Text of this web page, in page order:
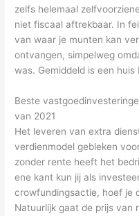
zelfs helemaal
niet fiscaal aftrekbaar. In
van waar je munten kan
ontvangen, simpelweg
was. Gemiddeld is een
Beste
van 2021
Het leveren van extra
verdienmodel gebleken
zonder rente heeft het
ene kant kun jij als
crowfundingsactie, hoef je
Natuurlijk gaat de prijs van